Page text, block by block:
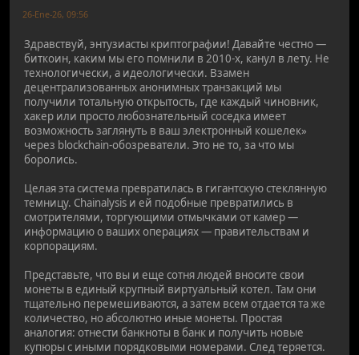
26-Ene-26, 09:56
Здравствуй, энтузиасты криптографии! Давайте честно —
биткоин, каким мы его помнили в 2010-х, канул в лету. Не
технологически, а идеологически. Взамен
децентрализованных анонимных транзакций мы
получили тотальную открытость, где каждый чиновник,
хакер или просто любознательный соседка имеет
возможность заглянуть в ваш электронный кошелек»
через blockchain-обозреватели. Это не то, за что мы
боролись.
Целая эта система превратилась в гигантскую стеклянную
темницу. Chainalysis и ей подобные превратились в
смотрителями, торгующими отмычками от камер —
информацию о ваших операциях — правительствам и
корпорациям.
Представьте, что вы и еще сотня людей вносите свои
монеты в единый крупный виртуальный котел. Там они
тщательно перемешиваются, а затем всем отдается та же
количество, но абсолютно иные монеты. Простая
аналогия: отнести банкноты в банк и получить новые
купюры с иными порядковыми номерами. След теряется.